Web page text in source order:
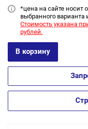
*цена на сайте носит
выбранного варианта
Стоимость указана
рублей.
В корзину